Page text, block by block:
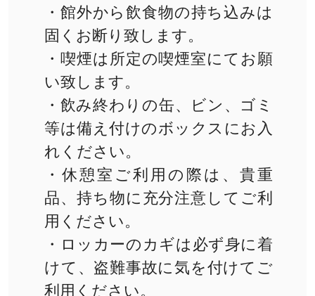
・館外から飲食物の持ち込みは
固くお断り致します。
・喫煙は所定の喫煙室にてお願
い致します。
・飲み終わりの缶、ビン、ゴミ
等は備え付けのボックスにお入
れください。
・休憩室ご利用の際は、貴重
品、持ち物に充分注意してご利
用ください。
・ロッカーのカギは必ず身に着
けて、盗難事故に気を付けてご
利用ください。